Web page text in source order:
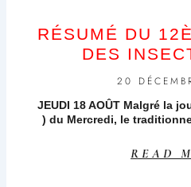
RÉSUMÉ DU
DES
20
JEUDI 18 AOÛT Malgré la
) du Mercredi, le
READ